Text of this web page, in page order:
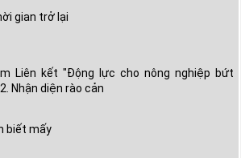
gian trở lại
Liên kết "Động lực cho nông nghiệp bứt
Nhận diện rào cản
biết mấy